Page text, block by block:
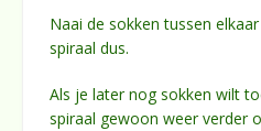
Naai de sokken tussen
spiraal dus.
Als je later nog sokken wilt
spiraal gewoon weer verder